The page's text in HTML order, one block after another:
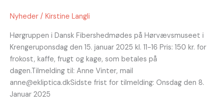
Nyheder / Kirstine Langli
Hørgruppen i Dansk Fibershedmødes på Hørvævsmuseet i
Krengeruponsdag den 15. januar 2025 kl. 11-16 Pris: 150 kr. for
frokost, kaffe, frugt og kage, som betales på
dagen.Tilmelding til: Anne Vinter, mail
anne@ekliptica.dkSidste frist for tilmelding: Onsdag den 8.
Januar 2025
15.
januar
2025
kl.
11-
16